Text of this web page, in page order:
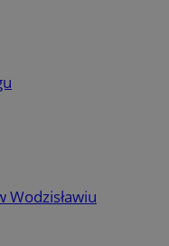
Wodzisławiu